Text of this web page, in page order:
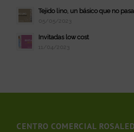
Tejido lino, un básico que no
05/05/2023
Invitadas low cost
11/04/2023
CENTRO COMERCIAL